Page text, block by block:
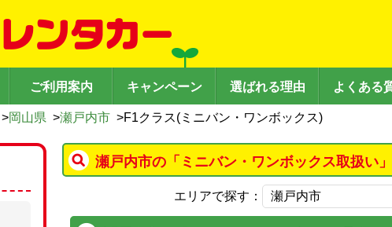
ご利用案内 キャンペーン 選ばれる理由 よくある
>岡山県 >瀬戸内市 >F1クラス(ミニバン・ワンボックス)
瀬戸内市の「ミニバン・ワンボックス取扱い
エリアで探す：